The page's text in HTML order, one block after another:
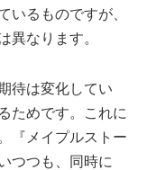
るものですが、
なります。
待は変化してい
ためです。これに
『メイプルストー
つつも、同時に